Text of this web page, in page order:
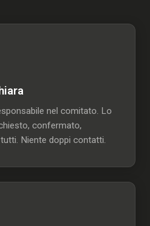
nel comitato. Lo
confermato,
Niente doppi contatti.